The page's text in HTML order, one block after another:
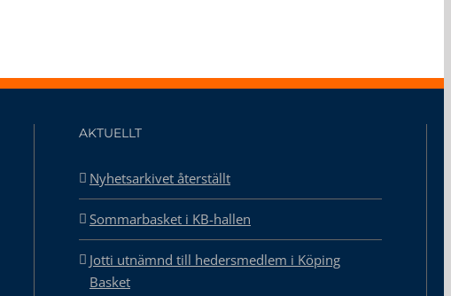
AKTUELLT
Nyhetsarkivet återställt
Sommarbasket i KB-hallen
Jotti utnämnd till hedersmedlem i Köping
Basket